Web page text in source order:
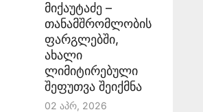
მიქაუტაძე –
თანამშრომლობის
ფარგლებში,
ახალი
ლიმიტირებული
შეფუთვა შეიქმნა
02 Აპრ, 2026